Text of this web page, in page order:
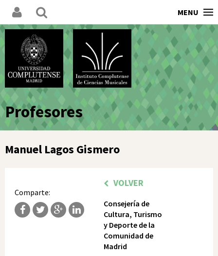
MENU
Profesores
Manuel Lagos Gismero
Comparte:
VOLVER
Consejería de
Cultura, Turismo
y Deporte de la
Comunidad de
Madrid